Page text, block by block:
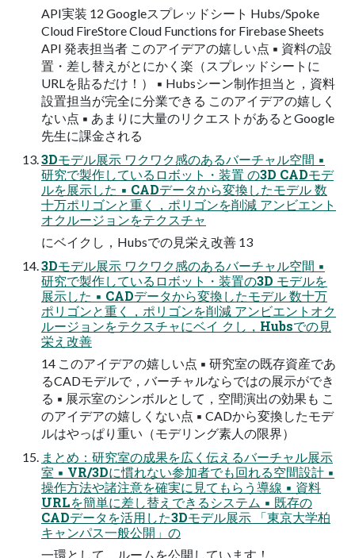
API実装 12 Googleスプレッドシート Hubs/Spoke
Cloud FireStore Cloud Functions for Firebase Sheets
API 発表担当者 このアイデアの嬉しい点 ▪ 資料の設
置・差し替えがとにかく楽（スプレッドシートに
URLを貼るだけ！） ▪ Hubsシーン制作担当と，資料
設置担当が完全に分業できる このアイデアの嬉しく
ない点 ▪ あまりに大量のリクエストがあるとGoogle
先生に課金される
3Dモデル展示 ワクワク感のあるバーチャル空間 ▪
研究で製作しているロボット・装置 の3D CADモデ
ルを展示した ▪ CADデータから変換したモデル 数
十万ポリゴンと重く，ポリゴンを削減 アンビエント
オクルージョンをテクスチャ
にベイクし，Hubsでの見栄え改善 13
3Dモデル展示 ワクワク感のあるバーチャル空間 ▪
研究で製作しているロボット・装置の3D モデルを
展示した ▪ CADデータから変換したモデル 数十万
ポリゴンと重く，ポリゴンを削減 アンビエントオク
ルージョンをテクスチャにベイ クし，Hubsでの見
栄え改善
14 このアイデアの嬉しい点 ▪ 研究室の既存資産であ
るCADモデルで，バーチャルならではの展示ができ
る ▪ 展示室のシンボルとして，空間演出の効果も こ
のアイデアの嬉しくない点 ▪ CADから変換したモデ
ルはやっぱり重い（モデリング素人の限界）
まとめ：研究室の成果を広く伝えるバーチャル展示
室 ▪ VR/3Dに慣れない参加者でも回れる空間設計 ▪
操作方法や諸注意を確実に見てもらう導線 ▪ 資料
URLを簡単に差し替えできるシステム ▪ 既存の
CADデータを活用した3Dモデル展示 「東京大学柏
キャンパス一般公開」の
一環として，ルームを公開しています！